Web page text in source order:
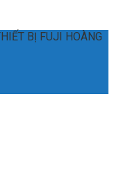
BỊ FUJI HOÀNG